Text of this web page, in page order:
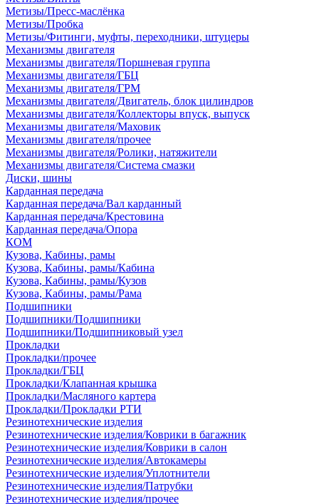
Метизы/Пресс-маслёнка
Метизы/Пробка
Метизы/Фитинги, муфты, переходники, штуцеры
Механизмы двигателя
Механизмы двигателя/Поршневая группа
Механизмы двигателя/ГБЦ
Механизмы двигателя/ГРМ
Механизмы двигателя/Двигатель, блок цилиндров
Механизмы двигателя/Коллекторы впуск, выпуск
Механизмы двигателя/Маховик
Механизмы двигателя/прочее
Механизмы двигателя/Ролики, натяжители
Механизмы двигателя/Система смазки
Диски, шины
Карданная передача
Карданная передача/Вал карданный
Карданная передача/Крестовина
Карданная передача/Опора
КОМ
Кузова, Кабины, рамы
Кузова, Кабины, рамы/Кабина
Кузова, Кабины, рамы/Кузов
Кузова, Кабины, рамы/Рама
Подшипники
Подшипники/Подшипники
Подшипники/Подшипниковый узел
Прокладки
Прокладки/прочее
Прокладки/ГБЦ
Прокладки/Клапанная крышка
Прокладки/Масляного картера
Прокладки/Прокладки РТИ
Резинотехнические изделия
Резинотехнические изделия/Коврики в багажник
Резинотехнические изделия/Коврики в салон
Резинотехнические изделия/Автокамеры
Резинотехнические изделия/Уплотнители
Резинотехнические изделия/Патрубки
Резинотехнические изделия/прочее